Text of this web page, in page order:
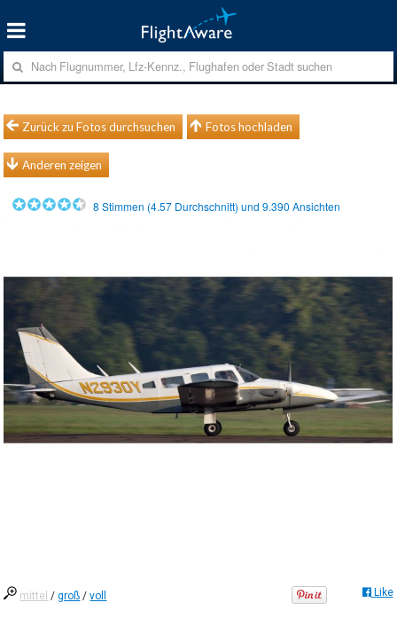
Zurück zu Fotos durchsuchen Fotos hochladen
Anderen zeigen
8 Stimmen (4.57 Durchschnitt) und9.390 Ansichten
mittel /groß /voll Like